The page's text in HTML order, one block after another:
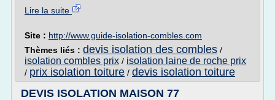
Lire la suite
Site : http://www.guide-isolation-combles.com
Thèmes liés : devis isolation des combles /
isolation combles prix / isolation laine de roche prix
/ prix isolation toiture / devis isolation toiture
DEVIS ISOLATION MAISON 77